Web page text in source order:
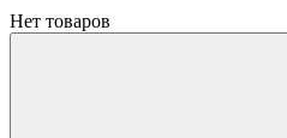
Нет товаров